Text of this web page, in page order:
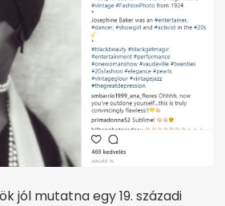
jól mutatna egy 19. századi